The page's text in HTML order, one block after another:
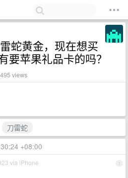
蛇黄金，现在想买
要苹果礼品卡的吗？
views
刀雷蛇
+08:00
1
via iPhone